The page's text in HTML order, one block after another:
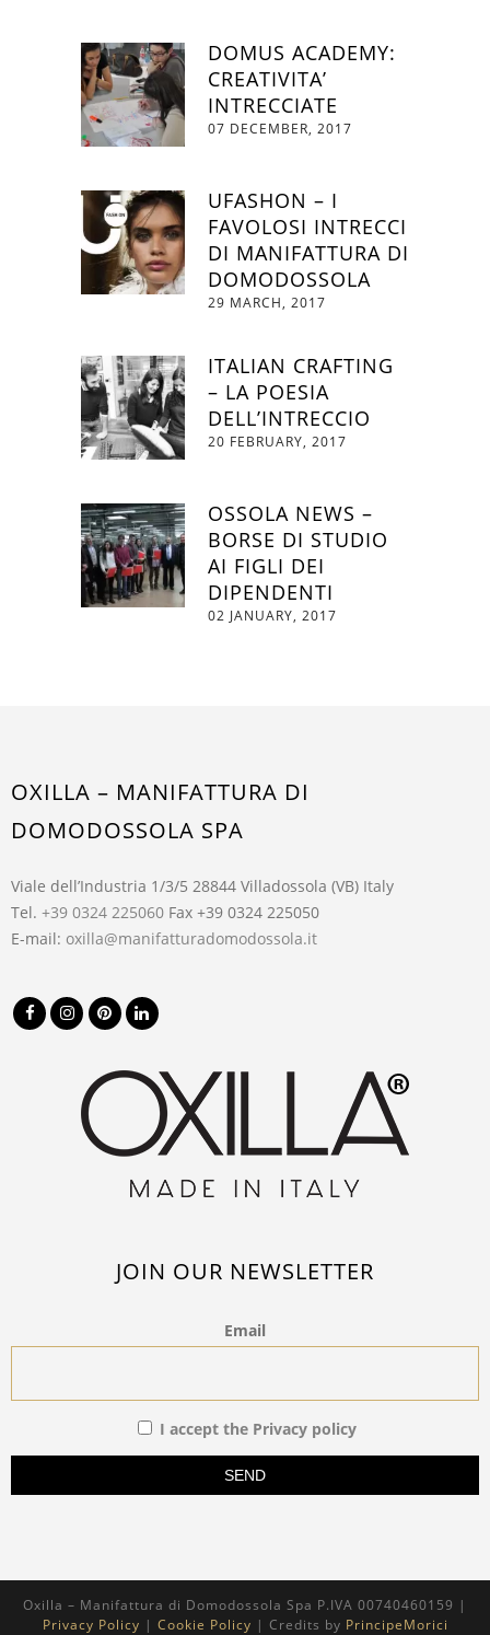
DOMUS ACADEMY:
CREATIVITA’
INTRECCIATE
07 DECEMBER, 2017
UFASHON – I
FAVOLOSI INTRECCI
DI MANIFATTURA DI
DOMODOSSOLA
29 MARCH, 2017
ITALIAN CRAFTING
– LA POESIA
DELL’INTRECCIO
20 FEBRUARY, 2017
OSSOLA NEWS –
BORSE DI STUDIO
AI FIGLI DEI
DIPENDENTI
02 JANUARY, 2017
OXILLA – MANIFATTURA DI
DOMODOSSOLA SPA
Viale dell’Industria 1/3/5 28844 Villadossola (VB) Italy
Tel. +39 0324 225060 Fax +39 0324 225050
E-mail: oxilla@manifatturadomodossola.it
JOIN OUR NEWSLETTER
Email
I accept the Privacy policy
Oxilla – Manifattura di Domodossola Spa P.IVA 00740460159 |
Privacy Policy | Cookie Policy | Credits by PrincipeMorici